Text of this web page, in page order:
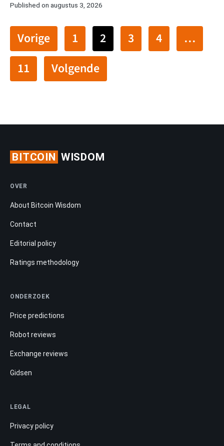
Published on augustus 3, 2026
Vorige 1 2 3 4
…
11
Volgende
BITCOIN WISDOM
OVER
About Bitcoin Wisdom
Contact
Editorial policy
Ratings methodology
ONDERZOEK
Price predictions
Robot reviews
Exchange reviews
Gidsen
LEGAL
Privacy policy